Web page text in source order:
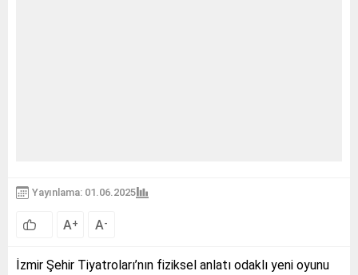
Yayınlama: 01.06.2025
A+ A-
İzmir Şehir Tiyatroları’nın fiziksel anlatı odaklı yeni oyunu